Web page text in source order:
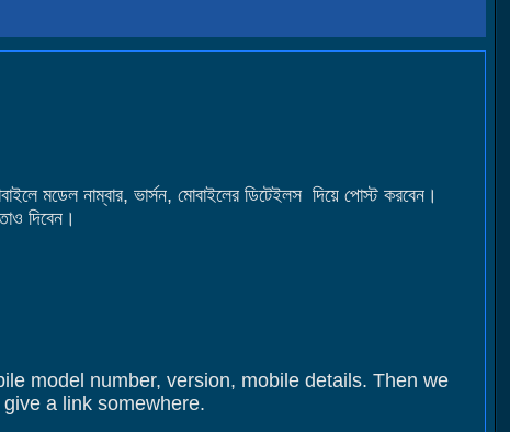
মডেল নাম্বার, ভার্সন, মোবাইলের ডিটেইলস দিয়ে পোস্ট করবেন।
দিবেন।
model number, version, mobile details. Then we
a link somewhere.